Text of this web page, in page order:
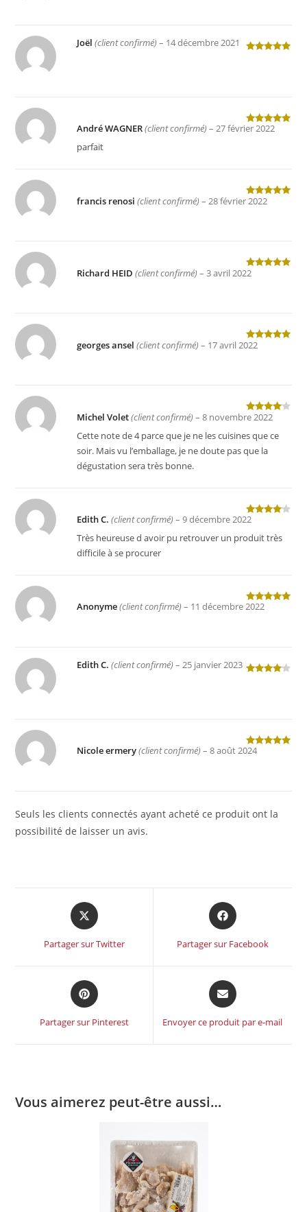
Joël(client confirmé) – 14 décembre 2021
Note5sur
André WAGNER(client confirmé) – 27 février 2022
parfait
Note5
francis renosi(client confirmé) – 28 février 2022
Note
Richard HEID(client confirmé) – 3 avril 2022
Note
georges ansel(client confirmé) – 17 avril 2022
Note4
sur 5
Michel Volet(client confirmé) – 8 novembre 2022
Cette note de 4 parce que je ne les cuisines que ce
soir. Mais vu l’emballage, je ne doute pas que la
dégustation sera très bonne.
Note
sur 5
Edith C.(client confirmé) – 9 décembre 2022
Très heureuse d avoir pu retrouver un produit très
difficile à se procurer
Note
Anonyme(client confirmé) – 11 décembre 2022
Edith C.(client confirmé) – 25 janvier 2023
Note
Nicole ermery(client confirmé) – 8 août 2024
Seuls les clients connectés ayant acheté ce produit ont la
possibilité de laisser un avis.
Partager sur Twitter Partager sur Facebook
Partager sur Pinterest Envoyer ce produit par e-mail
Vous aimerez peut-être aussi…